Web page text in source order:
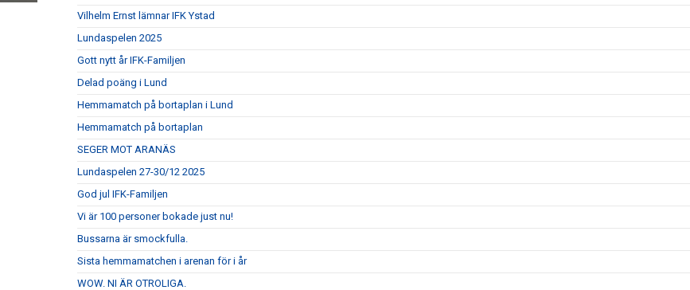
Vilhelm Ernst lämnar IFK Ystad
Lundaspelen 2025
Gott nytt år IFK-Familjen
Delad poäng i Lund
Hemmamatch på bortaplan i Lund
Hemmamatch på bortaplan
SEGER MOT ARANÄS
Lundaspelen 27-30/12 2025
God jul IFK-Familjen
Vi är 100 personer bokade just nu!
Bussarna är smockfulla.
Sista hemmamatchen i arenan för i år
WOW. NI ÄR OTROLIGA.